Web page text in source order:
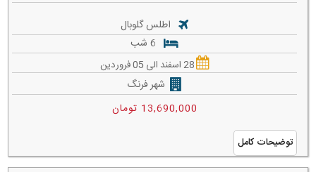
اطلس گلوبال
28 اسفند الی 05 فروردین
شهر فرنگ
13,690,000 تومان
توضیحات کامل